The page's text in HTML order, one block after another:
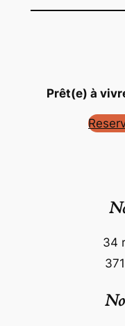
Prêt(e) à
34